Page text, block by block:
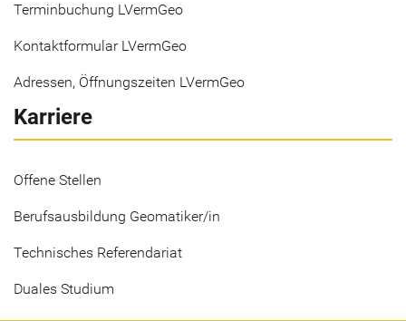
Terminbuchung LVermGeo
Kontaktformular LVermGeo
Adressen, Öffnungszeiten LVermGeo
Karriere
Offene Stellen
Berufsausbildung Geomatiker/in
Technisches Referendariat
Duales Studium